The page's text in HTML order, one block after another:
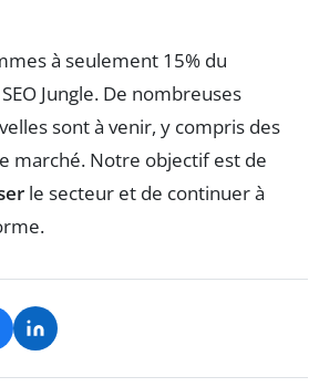
à seulement 15% du
Jungle. De nombreuses
sont à venir, y compris des
marché. Notre objectif est de
le secteur et de continuer à